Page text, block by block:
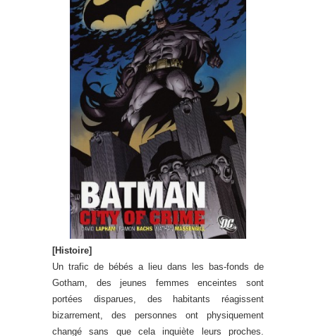
[Histoire]
Un trafic de bébés a lieu dans les bas-fonds de
Gotham, des jeunes femmes enceintes sont
portées disparues, des habitants réagissent
bizarrement, des personnes ont physiquement
changé sans que cela inquiète leurs proches.